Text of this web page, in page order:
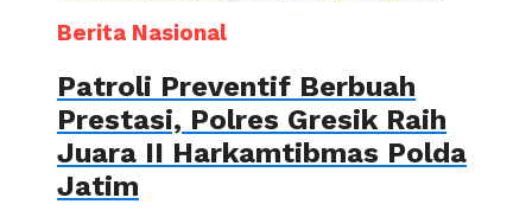
Berita Nasional
Patroli Preventif Berbuah
Prestasi, Polres Gresik Raih
Juara II Harkamtibmas Polda
Jatim